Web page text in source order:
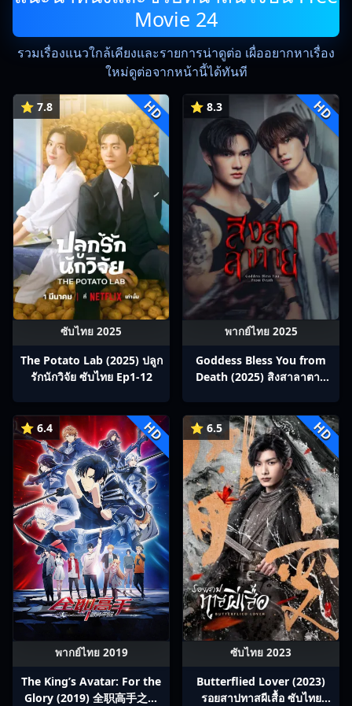
Movie 24
รวมเรื่องแนวใกล้เคียงและรายการน่าดูต่อ เผื่ออยากหาเรื่อง
ใหม่ดูต่อจากหน้านี้ได้ทันที
⭐ 7.8 HD
ซับไทย 2025
The Potato Lab (2025) ปลูก
รักนักวิจัย ซับไทย Ep1-12
⭐ 8.3 HD
พากย์ไทย 2025
Goddess Bless You from
Death (2025) สิงสาลาตาย
⭐ 6.4 HD
พากย์ไทย 2019
The King’s Avatar: For the
Glory (2019) 全职高手之巅
⭐ 6.5 HD
ซับไทย 2023
Butterflied Lover (2023)
รอยสาปทาสผีเสื้อ ซับไทย